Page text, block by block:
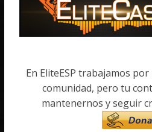
En EliteESP trabajamos
comunidad, pero tu
mantenernos y seguir